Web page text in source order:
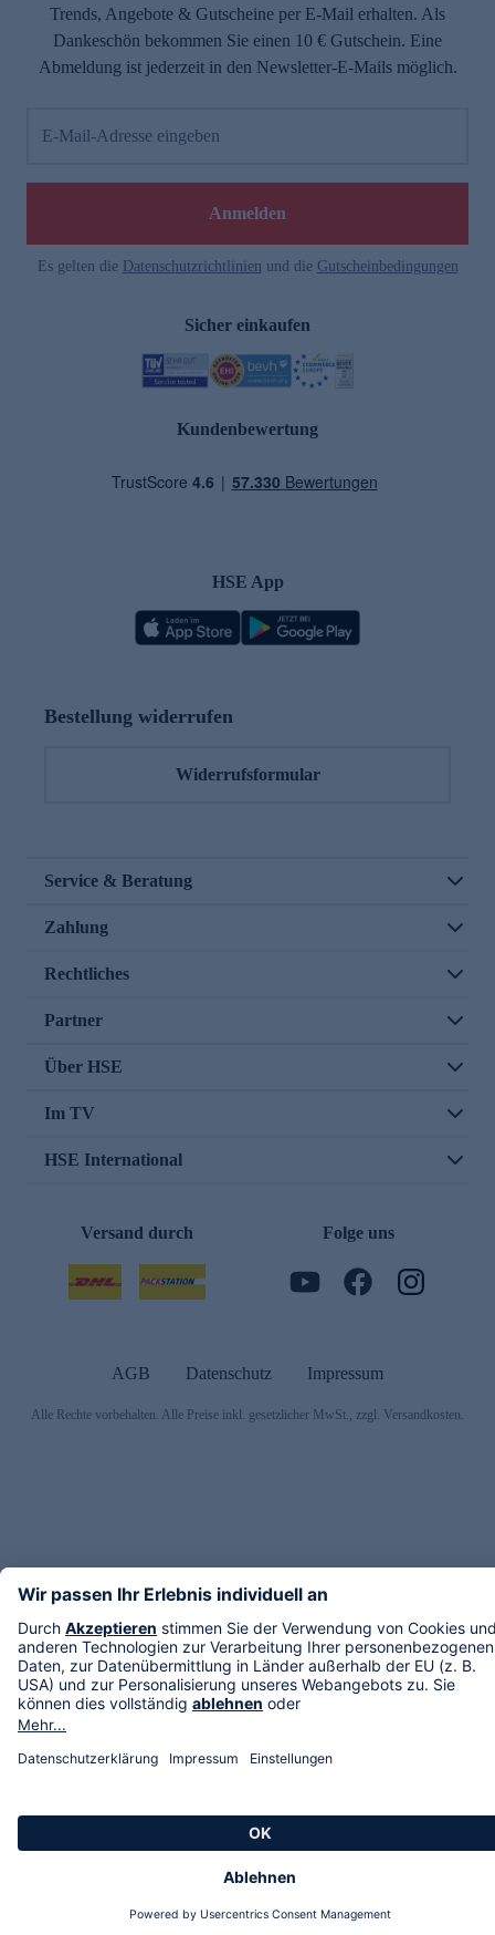
Trends, Angebote & Gutscheine per E-Mail erhalten. Als
Dankeschön bekommen Sie einen 10 € Gutschein. Eine
Abmeldung ist jederzeit in den Newsletter-E-Mails möglich.
E-Mail-Adresse eingeben
Anmelden
Es gelten die Datenschutzrichtlinien und die Gutscheinbedingungen
Sicher einkaufen
Kundenbewertung
HSE App
Bestellung widerrufen
Widerrufsformular
Service & Beratung
Zahlung
Rechtliches
Partner
Über HSE
Im TV
HSE International
Versand durch Folge uns
AGB Datenschutz Impressum
Alle Rechte vorbehalten. Alle Preise inkl. gesetzlicher MwSt., zzgl. Versandkosten.